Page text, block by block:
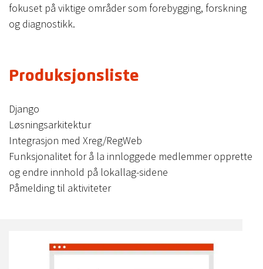
fokuset på viktige områder som forebygging, forskning
og diagnostikk.
Produksjonsliste
Django
Løsningsarkitektur
Integrasjon med Xreg/RegWeb
Funksjonalitet for å la innloggede medlemmer opprette
og endre innhold på lokallag-sidene
Påmelding til aktiviteter